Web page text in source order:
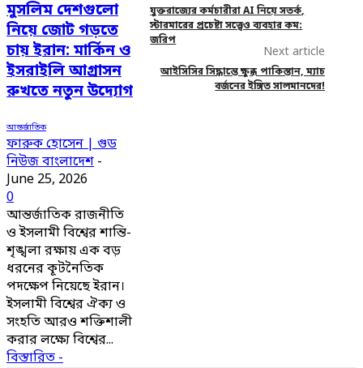
মুসলিম দেশগুলো
নিয়ে জোট গড়তে
চায় ইরান: মার্কিন ও
ইসরাইলি আগ্রাসন
রুখতে নতুন উদ্যোগ
আন্তর্জাতিক
ফারুক হোসেন | গুড
নিউজ বাংলাদেশ -
June 25, 2026
0
আন্তর্জাতিক রাজনীতি
ও ইসলামী বিশ্বের শান্তি-
শৃঙ্খলা রক্ষায় এক বড়
ধরনের কূটনৈতিক
পদক্ষেপ নিয়েছে ইরান।
ইসলামী বিশ্বের ঐক্য ও
সংহতি আরও শক্তিশালী
করার লক্ষ্যে বিশ্বের...
বিস্তারিত -
যুক্তরাজ্যের কর্মচারীরা AI নিয়ে সতর্ক,
স্টারমারের প্রচেষ্টা সত্ত্বেও ব্যবহার কম:
জরিপ
Next article
আইসিসির সিদ্ধান্তে ক্ষুব্ধ পাকিস্তান, ম্যাচ
বর্জনের ইঙ্গিত সালমানদের!